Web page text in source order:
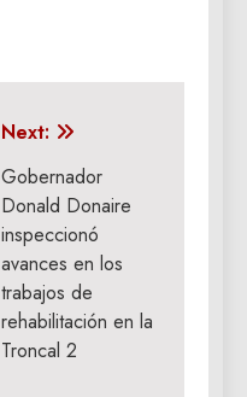
Next:
Gobernador
Donald Donaire
inspeccionó
avances en los
trabajos de
rehabilitación en la
Troncal 2